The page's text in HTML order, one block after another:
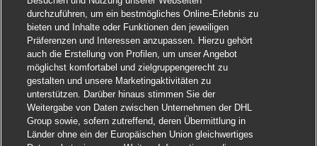
durchzuführen, um ein bestmögliches Online-Erlebnis zu
bieten und Inhalte oder Funktionen den jeweiligen
Präferenzen und Interessen anzupassen. Hierzu gehört
auch die Erstellung von Profilen, um unser Angebot
möglichst komfortabel und zielgruppengerecht zu
gestalten und unsere Marketingaktivitäten zu
unterstützen. Darüber hinaus stimmen Sie der
Weitergabe von Daten zwischen Unternehmen der DHL
Group sowie, sofern zutreffend, deren Übermittlung in
Länder ohne ein der Europäischen Union gleichwertiges